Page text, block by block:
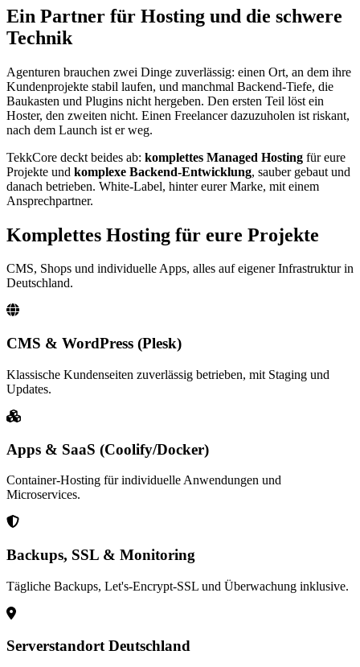
Ein Partner für Hosting und die schwere
Technik
Agenturen brauchen zwei Dinge zuverlässig: einen Ort, an dem ihre
Kundenprojekte stabil laufen, und manchmal Backend-Tiefe, die
Baukasten und Plugins nicht hergeben. Den ersten Teil löst ein
Hoster, den zweiten nicht. Einen Freelancer dazuzuholen ist riskant,
nach dem Launch ist er weg.
TekkCore deckt beides ab: komplettes Managed Hosting für eure
Projekte und komplexe Backend-Entwicklung, sauber gebaut und
danach betrieben. White-Label, hinter eurer Marke, mit einem
Ansprechpartner.
Komplettes Hosting für eure Projekte
CMS, Shops und individuelle Apps, alles auf eigener Infrastruktur in
Deutschland.
CMS & WordPress (Plesk)
Klassische Kundenseiten zuverlässig betrieben, mit Staging und
Updates.
Apps & SaaS (Coolify/Docker)
Container-Hosting für individuelle Anwendungen und
Microservices.
Backups, SSL & Monitoring
Tägliche Backups, Let's-Encrypt-SSL und Überwachung inklusive.
Serverstandort Deutschland